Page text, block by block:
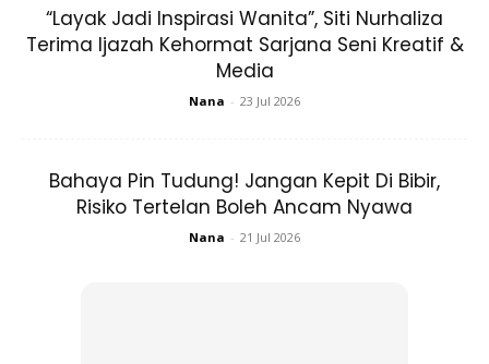
1. BEKAS LUT SINAR –Memudahkan nampak
isi kandungan dalam bekas.
“Layak Jadi Inspirasi Wanita”, Siti Nurhaliza
Terima Ijazah Kehormat Sarjana Seni Kreatif &
Media
Nana - 23 Jul 2026
Bahaya Pin Tudung! Jangan Kepit Di Bibir,
Risiko Tertelan Boleh Ancam Nyawa
Nana - 21 Jul 2026